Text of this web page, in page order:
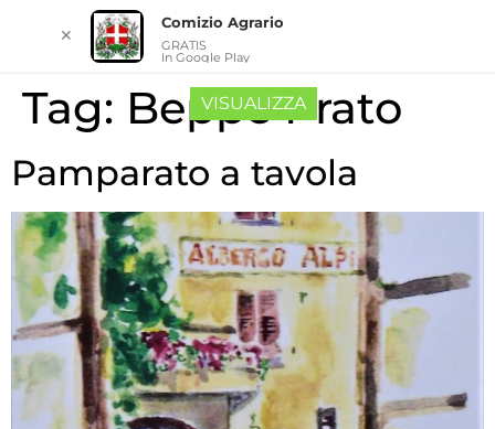
Tag: Beppe Prato
Pamparato a tavola
✕
Comizio Agrario
GRATIS
In Google Play
VISUALIZZA